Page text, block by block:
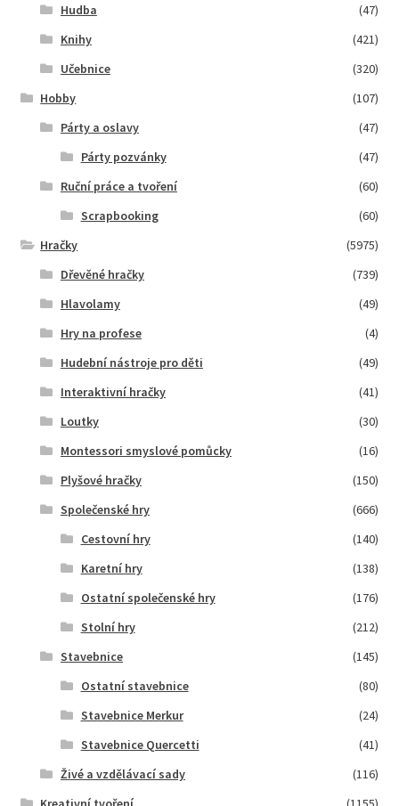
Hudba
(47)
Knihy
(421)
Učebnice
(320)
Hobby
(107)
Párty a oslavy
(47)
Párty pozvánky
(47)
Ruční práce a tvoření
(60)
Scrapbooking
(60)
Hračky
(5975)
Dřevěné hračky
(739)
Hlavolamy
(49)
Hry na profese
(4)
Hudební nástroje pro děti
(49)
Interaktivní hračky
(41)
Loutky
(30)
Montessori smyslové pomůcky
(16)
Plyšové hračky
(150)
Společenské hry
(666)
Cestovní hry
(140)
Karetní hry
(138)
Ostatní společenské hry
(176)
Stolní hry
(212)
Stavebnice
(145)
Ostatní stavebnice
(80)
Stavebnice Merkur
(24)
Stavebnice Quercetti
(41)
Živé a vzdělávací sady
(116)